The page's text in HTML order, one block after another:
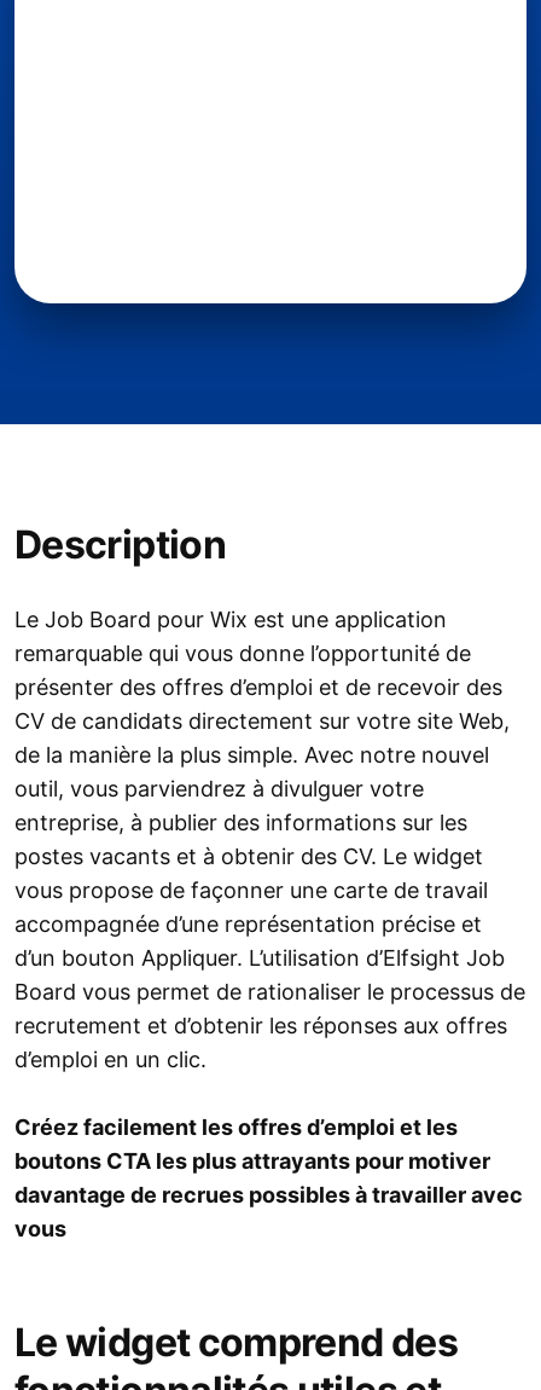
Description
Le Job Board pour Wix est une application
remarquable qui vous donne l’opportunité de
présenter des offres d’emploi et de recevoir des
CV de candidats directement sur votre site Web,
de la manière la plus simple. Avec notre nouvel
outil, vous parviendrez à divulguer votre
entreprise, à publier des informations sur les
postes vacants et à obtenir des CV. Le widget
vous propose de façonner une carte de travail
accompagnée d’une représentation précise et
d’un bouton Appliquer. L’utilisation d’Elfsight Job
Board vous permet de rationaliser le processus de
recrutement et d’obtenir les réponses aux offres
d’emploi en un clic.
Créez facilement les offres d’emploi et les
boutons CTA les plus attrayants pour motiver
davantage de recrues possibles à travailler avec
vous
Le widget comprend des